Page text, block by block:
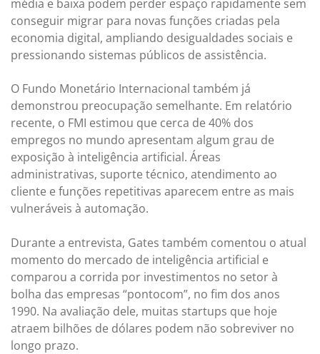
média e baixa podem perder espaço rapidamente sem
conseguir migrar para novas funções criadas pela
economia digital, ampliando desigualdades sociais e
pressionando sistemas públicos de assistência.
O Fundo Monetário Internacional também já
demonstrou preocupação semelhante. Em relatório
recente, o FMI estimou que cerca de 40% dos
empregos no mundo apresentam algum grau de
exposição à inteligência artificial. Áreas
administrativas, suporte técnico, atendimento ao
cliente e funções repetitivas aparecem entre as mais
vulneráveis à automação.
Durante a entrevista, Gates também comentou o atual
momento do mercado de inteligência artificial e
comparou a corrida por investimentos no setor à
bolha das empresas “pontocom”, no fim dos anos
1990. Na avaliação dele, muitas startups que hoje
atraem bilhões de dólares podem não sobreviver no
longo prazo.